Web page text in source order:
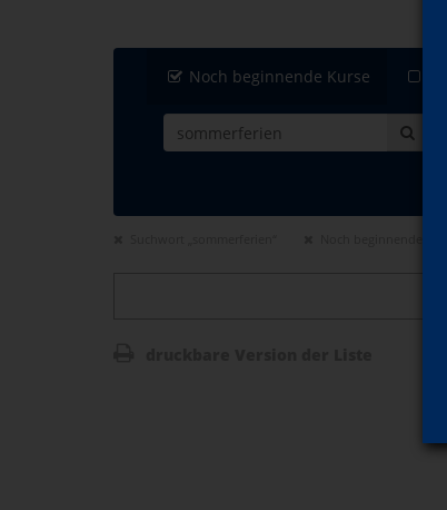
Noch beginnende Kurse
Noch beginnende